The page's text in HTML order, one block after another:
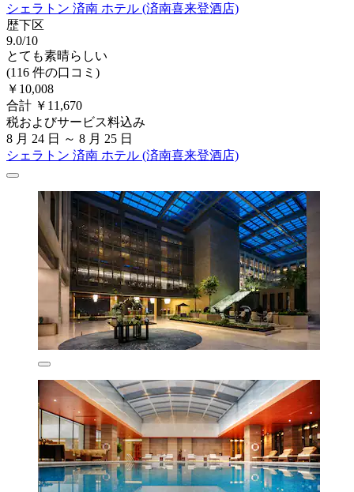
シェラトン 済南 ホテル (済南喜来登酒店)
歴下区
9.0/10
とても素晴らしい
(116 件の口コミ)
￥10,008
合計 ￥11,670
税およびサービス料込み
8 月 24 日 ～ 8 月 25 日
シェラトン 済南 ホテル (済南喜来登酒店)